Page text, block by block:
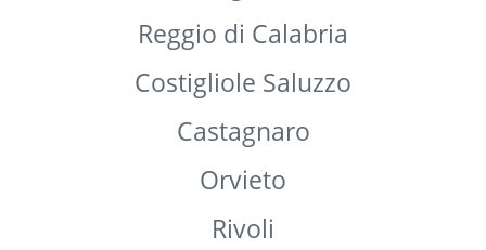
Napoli
Saluzzo
Dronero
Vercelli
Cagliari